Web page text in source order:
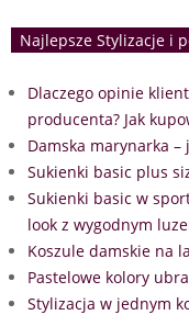
Najlepsze Stylizacje i
Dlaczego opinie
producenta? Jak
Damska marynarka
Sukienki basic plus
Sukienki basic w
look z wygodnym
Koszule damskie na
Pastelowe kolory
Stylizacja w jednym